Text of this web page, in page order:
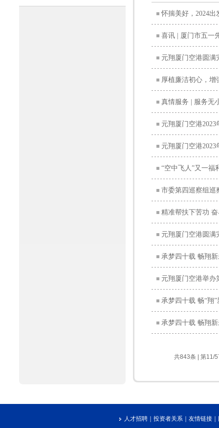
怀揣美好，2024
喜讯 | 厦门市五一
元翔厦门空港圆满
厚植廉洁初心，增
真情服务 | 服务无
元翔厦门空港
元翔厦门空港
“空中飞人”又一福
市委第四巡察组巡
精准帮扶下苦功
元翔厦门空港圆满
承梦四十载 畅翔
元翔厦门空港举办
承梦四十载 畅“翔
承梦四十载 畅翔
共843条 | 第11/
人才招聘 投资者关系 友情链接